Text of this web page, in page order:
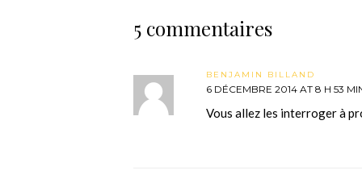
5 commentaires
BENJAMIN BILLAND
6 DÉCEMBRE 2014 AT 8 H 53
Vous allez les interroger à